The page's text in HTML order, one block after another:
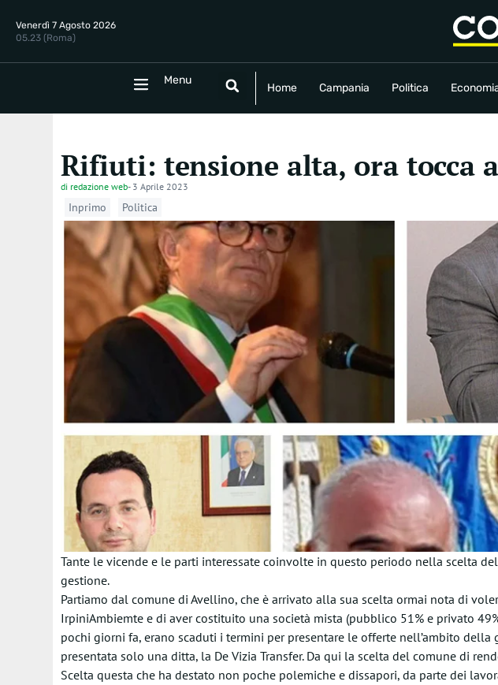
Venerdì 7 Agosto 2026
05.23 (Roma)
Menu
Home Campania Politica
Home Campania Politica Economia Cronaca
Rifiuti: tensione alta, ora tocca
di redazione web- 3 Aprile 2023
Inprimo Politica
Tante le vicende e le parti interessate coinvolte in questo periodo nella scelta
gestione.
Partiamo dal comune di Avellino, che è arrivato alla sua scelta ormai nota di
IrpiniAmbiemte e di aver costituito una società mista (pubblico 51% e privato
pochi giorni fa, erano scaduti i termini per presentare le offerte nell’ambito della
presentata solo una ditta, la De Vizia Transfer. Da qui la scelta del comune di
Scelta questa che ha destato non poche polemiche e dissapori, da parte dei